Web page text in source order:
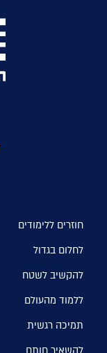
חוזרים ללימודים
לחלום בגדול
להקשיב לשטח
ללמוד מהעולם
תמיכה רגשית